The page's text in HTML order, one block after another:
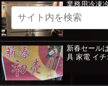
業務用冷凍
紹介 暖房器
新春セール
具 家電 イチ